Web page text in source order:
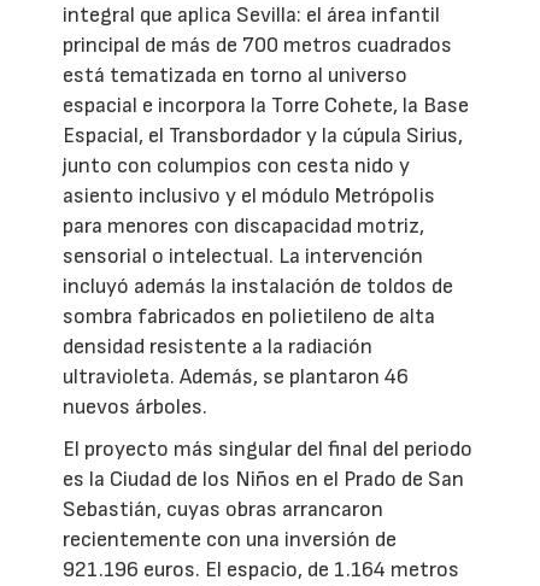
integral que aplica Sevilla: el área infantil
principal de más de 700 metros cuadrados
está tematizada en torno al universo
espacial e incorpora la Torre Cohete, la Base
Espacial, el Transbordador y la cúpula Sirius,
junto con columpios con cesta nido y
asiento inclusivo y el módulo Metrópolis
para menores con discapacidad motriz,
sensorial o intelectual. La intervención
incluyó además la instalación de toldos de
sombra fabricados en polietileno de alta
densidad resistente a la radiación
ultravioleta. Además, se plantaron 46
nuevos árboles.
El proyecto más singular del final del periodo
es la Ciudad de los Niños en el Prado de San
Sebastián, cuyas obras arrancaron
recientemente con una inversión de
921.196 euros. El espacio, de 1.164 metros